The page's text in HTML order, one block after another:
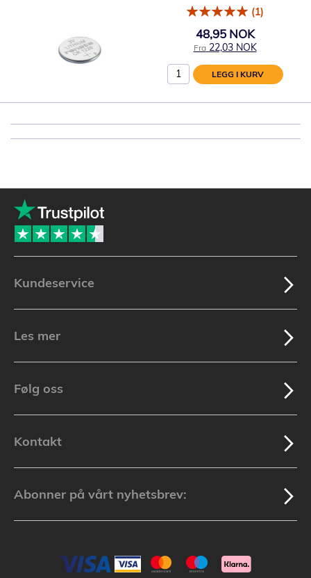
(1)
48,95 NOK
Fra 22,03 NOK
LEGG I KURV
Kundeservice
Les mer
Følg oss
Kontakt
Abonner på vårt nyhetsbrev: